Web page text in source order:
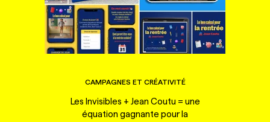
CAMPAGNES ET CRÉATIVITÉ
Les Invisibles + Jean Coutu = une
équation gagnante pour la